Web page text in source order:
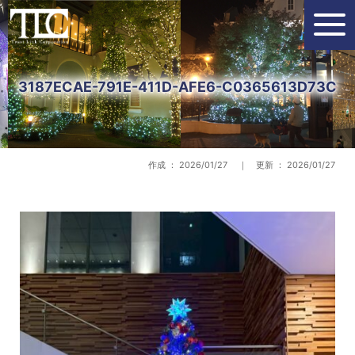
3187ECAE-791E-411D-AFE6-C0365613D73C
作成 ： 2026/01/27 ｜ 更新 ： 2026/01/27